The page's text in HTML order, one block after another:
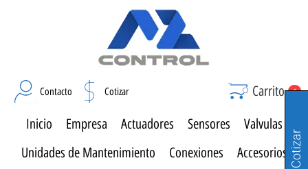
Contacto Cotizar Carrito 0
Inicio Empresa Actuadores Sensores
Valvulas
Unidades de Mantenimiento
Conexiones
Accesorios Cotizar